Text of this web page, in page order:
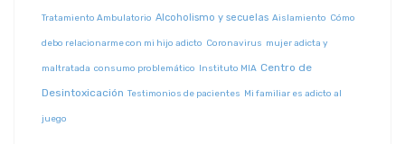
Tratamiento Ambulatorio Alcoholismo y secuelas Aislamiento Cómo
debo relacionarme con mi hijo adicto Coronavirus mujer adicta y
maltratada consumo problemático Instituto MIA Centro de
Desintoxicación Testimonios de pacientes Mi familiar es adicto al
juego